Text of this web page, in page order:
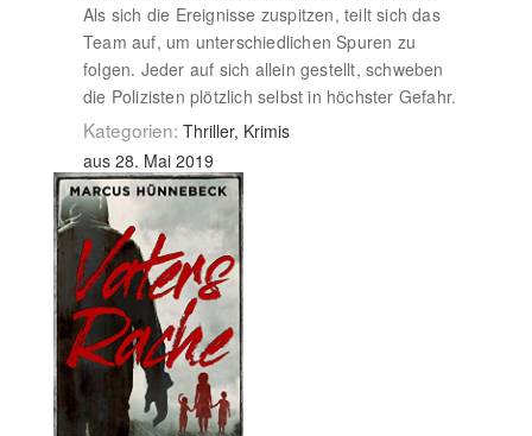
Als sich die Ereignisse zuspitzen, teilt sich das
Team auf, um unterschiedlichen Spuren zu
folgen. Jeder auf sich allein gestellt, schweben
die Polizisten plötzlich selbst in höchster Gefahr.
Kategorien: Thriller, Krimis
aus 28. Mai 2019